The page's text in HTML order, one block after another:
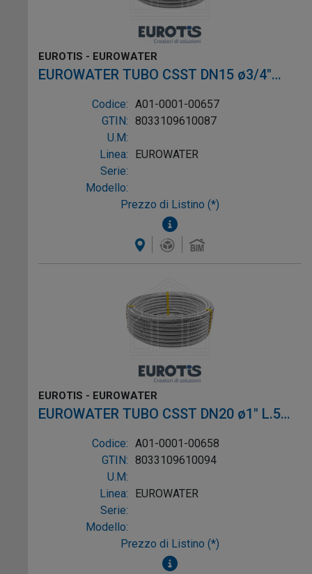
EUROTIS - EUROWATER
EUROWATER TUBO CSST DN15 ø3/4"
L.50m AISI304 W-1P
Codice: A01-0001-00657
GTIN: 8033109610087
U.M:
Linea:
EUROWATER
Serie:
Modello:
Prezzo di Listino (*)
EUROTIS - EUROWATER
EUROWATER TUBO CSST DN20 ø1" L.5m
AISI304 W-1P
Codice: A01-0001-00658
GTIN: 8033109610094
U.M:
Linea:
EUROWATER
Serie:
Modello:
Prezzo di Listino (*)